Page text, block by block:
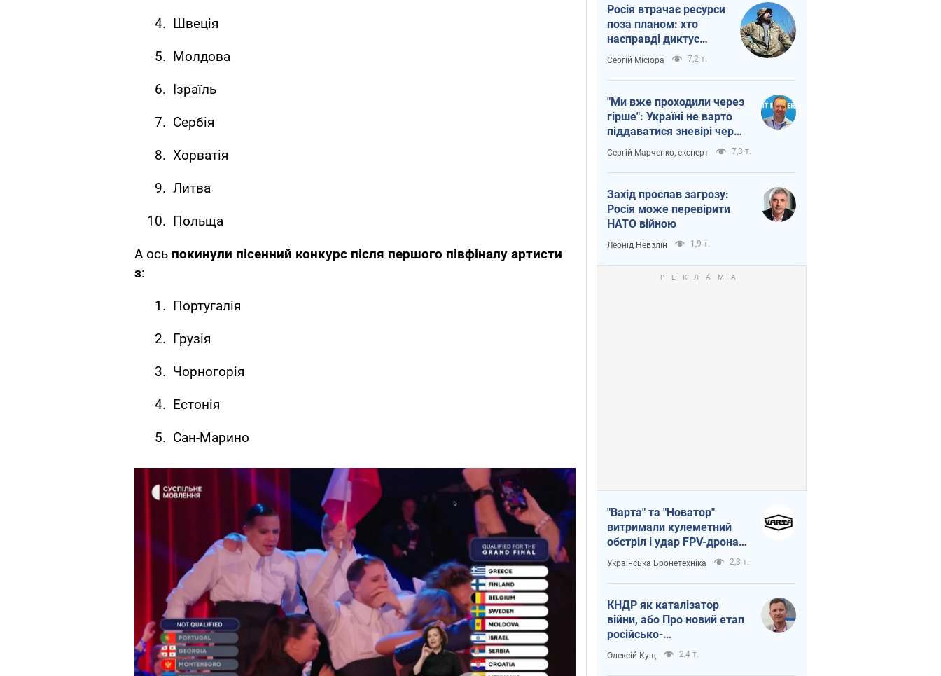
Швеція
Молдова
Ізраїль
Сербія
Хорватія
Литва
Польща
А ось покинули пісенний конкурс після першого півфіналу артисти
з:
Португалія
Грузія
Чорногорія
Естонія
Сан-Марино
Росія втрачає ресурси
поза планом: хто
насправді диктує
темп війни
Сергій Місюра 7,2 т.
"Ми вже проходили через
гірше": Україні не варто
піддаватися зневірі через
ракетний терор
Сергій Марченко, експерт 7,3 т.
Захід проспав загрозу:
Росія може перевірити
НАТО війною
Леонід Невзлін 1,9 т.
"Варта" та "Новатор"
витримали кулеметний
обстріл і удар FPV-дрона,
врятувавши життя
офіцеру ЗСУ
Українська Бронетехніка 2,3 т.
КНДР як каталізатор
війни, або Про новий етап
російсько-
північнокорейського
Олексій Кущ 2,4 т.